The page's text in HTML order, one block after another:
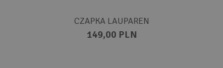
CZAPKA LAUPAREN
149,00 PLN